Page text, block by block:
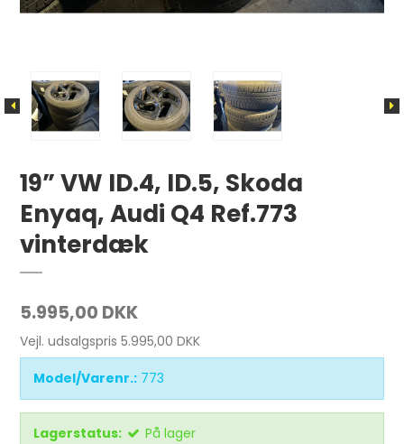
19” VW ID.4, ID.5, Skoda
Enyaq, Audi Q4 Ref.773
vinterdæk
5.995,00 DKK
Vejl. udsalgspris 5.995,00 DKK
Model/Varenr.: 773
Lagerstatus: På lager